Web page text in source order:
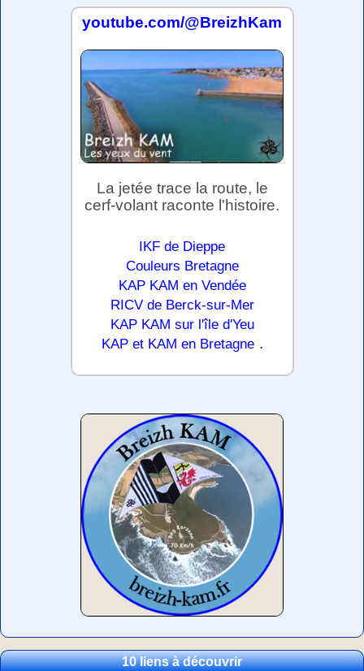
youtube.com/@BreizhKam
La jetée trace la route, le
cerf-volant raconte l'histoire.
IKF de Dieppe
Couleurs Bretagne
KAP KAM en Vendée
RICV de Berck-sur-Mer
KAP KAM sur l'île d'Yeu
KAP et KAM en Bretagne .
10 liens à découvrir